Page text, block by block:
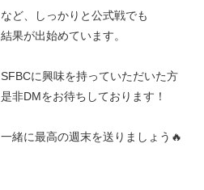
など、しっかりと公式戦でも
結果が出始めています。
SFBCに興味を持っていただいた方
是非DMをお待ちしております！
一緒に最高の週末を送りましょう🔥